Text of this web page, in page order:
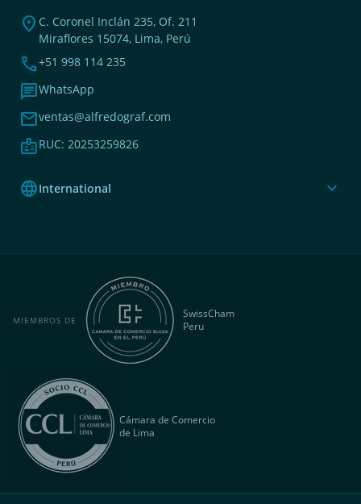
location_on C. Coronel Inclán 235, Of. 211
Miraflores 15074, Lima, Perú
phone+51 998 114 235
chatWhatsApp
mailventas@alfredograf.com
badgeRUC: 20253259826
languageInternational expand_more
MIEMBROS DE
SwissCham
Peru
Cámara de Comercio
de Lima